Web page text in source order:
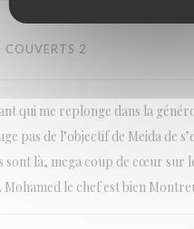
2
qui me replonge dans la
pas de l’objectif de Meida de
sont là, mega coup de cœur sur
Mohamed le chef est bien